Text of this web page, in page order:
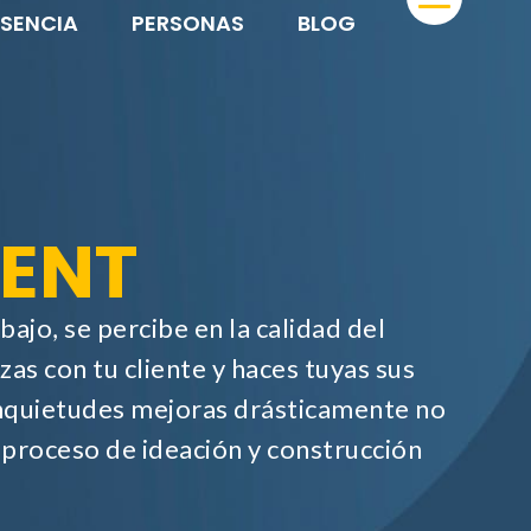
PERSONAS BLOG
se percibe en la calidad del
con tu cliente y haces tuyas sus
mejoras drásticamente no
de ideación y construcción